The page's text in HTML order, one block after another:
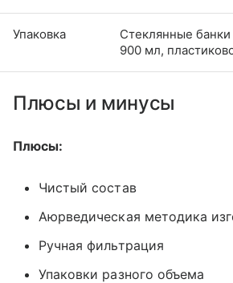
Упаковка
Стеклянные
900 мл,
Плюсы и минусы
Плюсы:
Чистый состав
Аюрведическая методика
Ручная фильтрация
Упаковки разного объема